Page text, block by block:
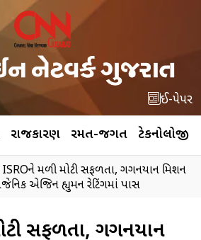
ઈ-પેપર
રાજકારણ રમત-જગત ટેકનોલોજી
ISROને મળી મોટી સફળતા, ગગનયાન મિશન
એન્જિન હ્યુમન રેટિંગમાં પાસ
સફળતા, ગગનયાન